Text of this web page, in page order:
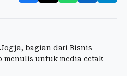
bagian dari Bisnis
menulis untuk media cetak